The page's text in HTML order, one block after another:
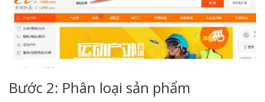
Bước 2: Phân loại sản phẩm